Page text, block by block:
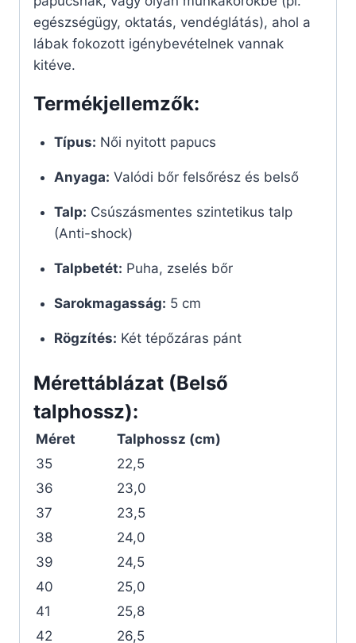
egészségügy, oktatás, vendéglátás), ahol a
lábak fokozott igénybevételnek vannak
kitéve.
Termékjellemzők:
Típus: Női nyitott papucs
Anyaga: Valódi bőr felsőrész és belső
Talp: Csúszásmentes szintetikus talp
(Anti-shock)
Talpbetét: Puha, zselés bőr
Sarokmagasság: 5 cm
Rögzítés: Két tépőzáras pánt
Mérettáblázat (Belső
talphossz):
Méret
Talphossz (cm)
35
22,5
36
23,0
37
23,5
38
24,0
39
24,5
40
25,0
41
25,8
42
26,5